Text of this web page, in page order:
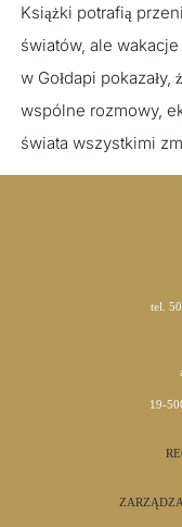
Książki potrafią
światów, ale
w Gołdapi
wspólne rozmowy,
świata wszystkimi
tel.
19-